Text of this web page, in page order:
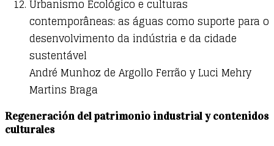
Urbanismo Ecológico e culturas
contemporâneas: as águas como suporte para o
desenvolvimento da indústria e da cidade
sustentável
André Munhoz de Argollo Ferrão y Luci Mehry
Martins Braga
Regeneración del patrimonio industrial y contenidos
culturales